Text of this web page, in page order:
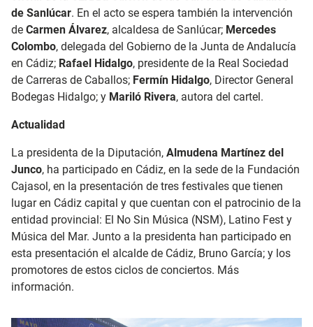
de Sanlúcar. En el acto se espera también la intervención
de Carmen Álvarez, alcaldesa de Sanlúcar; Mercedes
Colombo, delegada del Gobierno de la Junta de Andalucía
en Cádiz; Rafael Hidalgo, presidente de la Real Sociedad
de Carreras de Caballos; Fermín Hidalgo, Director General
Bodegas Hidalgo; y Mariló Rivera, autora del cartel.
Actualidad
La presidenta de la Diputación, Almudena Martínez del
Junco, ha participado en Cádiz, en la sede de la Fundación
Cajasol, en la presentación de tres festivales que tienen
lugar en Cádiz capital y que cuentan con el patrocinio de la
entidad provincial: El No Sin Música (NSM), Latino Fest y
Música del Mar. Junto a la presidenta han participado en
esta presentación el alcalde de Cádiz, Bruno García; y los
promotores de estos ciclos de conciertos. Más
información.